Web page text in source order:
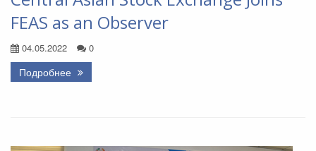
FEAS as an Observer
04.05.2022 0
Подробнее